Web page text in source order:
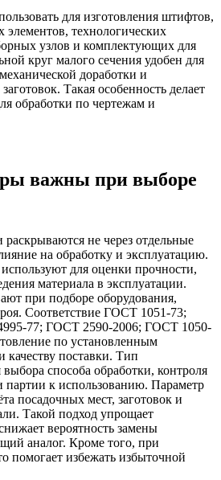
для изготовления штифтов,
технологических
узлов и комплектующих для
круг малого сечения удобен для
доработки и
Такая особенность делает
обработки по чертежам и
важны при выборе
раскрываются не через отдельные
на обработку и эксплуатацию.
для оценки прочности,
материала в эксплуатации.
при подборе оборудования,
Соответствие ГОСТ 1051-73;
77; ГОСТ 2590-2006; ГОСТ 1050-
по установленным
качеству поставки. Тип
способа обработки, контроля
партии к использованию. Параметр
посадочных мест, заготовок и
Такой подход упрощает
вероятность замены
аналог. Кроме того, при
помогает избежать избыточной